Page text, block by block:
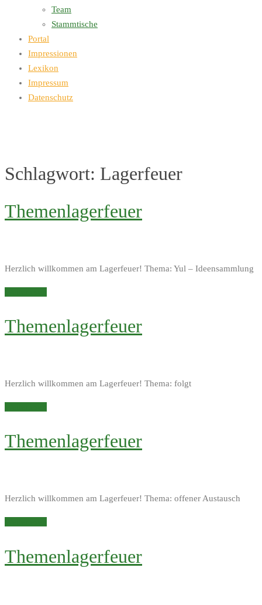
Team
Stammtische
Portal
Impressionen
Lexikon
Impressum
Datenschutz
Schlagwort: Lagerfeuer
Themenlagerfeuer
Herzlich willkommen am Lagerfeuer! Thema: Yul – Ideensammlung
Themenlagerfeuer
Herzlich willkommen am Lagerfeuer! Thema: folgt
Themenlagerfeuer
Herzlich willkommen am Lagerfeuer! Thema: offener Austausch
Themenlagerfeuer